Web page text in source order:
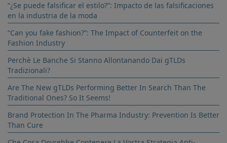
“¿Se puede falsificar el estilo?”: Impacto de las falsificaciones
en la industria de la moda
“Can you fake fashion?”: The Impact of Counterfeit on the
Fashion Industry
Perchè Le Banche Si Stanno Allontanando Dai gTLDs
Tradizionali?
Are The New gTLDs Performing Better In Search Than The
Traditional Ones? So It Seems!
Brand Protection In The Pharma Industry: Prevention Is Better
Than Cure